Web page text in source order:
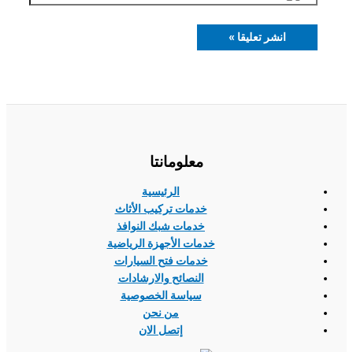
معلومانتا
الرئيسية
خدمات تركيب الأثاث
خدمات شبك النوافذ
خدمات الأجهزة الرياضية
خدمات فتح السيارات
النصائح والارشادات
سياسة الخصوصية
من نحن
إتصل الان